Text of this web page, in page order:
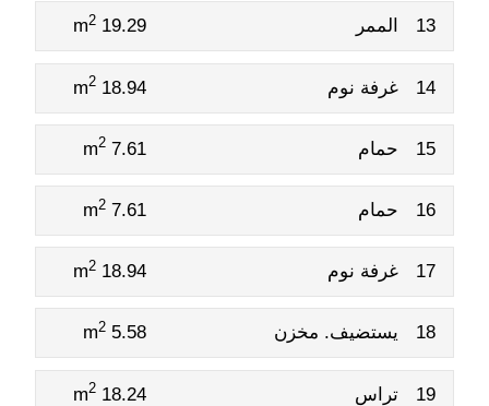
13 الممر 19.29 m
2
14 غرفة نوم 18.94 m
2
15 حمام 7.61 m
2
16 حمام 7.61 m
2
17 غرفة نوم 18.94 m
2
18 يستضيف. مخزن 5.58 m
2
19 تراس 18.24 m
2